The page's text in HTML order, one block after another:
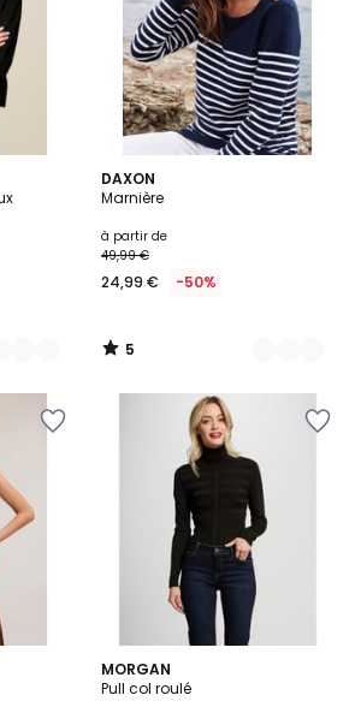
DAXON
Marnière
à partir de
49,99 €
24,99 € -50%
5
/
2
Couleurs
5
/
MORGAN
Pull col roulé
4,6
/ 5